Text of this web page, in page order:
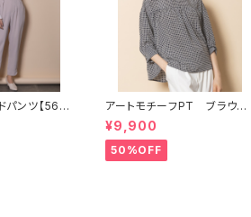
パンツ【566
アートモチーフPT ブラウス
【5664104】
¥9,900
50%OFF